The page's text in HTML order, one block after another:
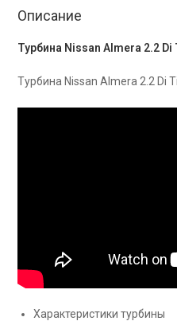
Описание
Турбина Nissan Almera 2.2 Di
Турбина Nissan Almera 2.2 Di
Характеристики турбины